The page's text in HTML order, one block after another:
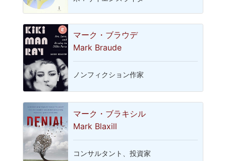
マーク・ブラウデ
Mark Braude
ノンフィクション作家
マーク・ブラキシル
Mark Blaxill
コンサルタント、投資家